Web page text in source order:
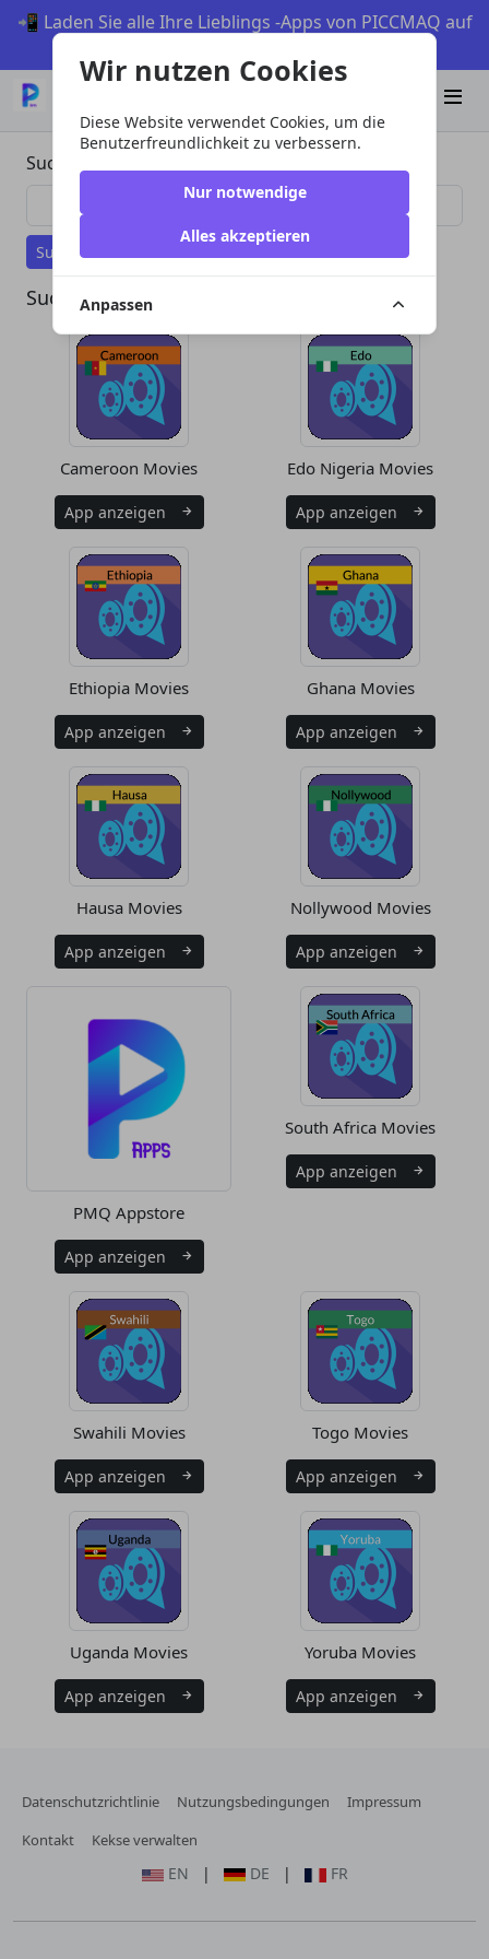
📲 Laden Sie alle Ihre Lieblings -Apps von PICCMAQ auf
Suchen
Suchen
Suchen
Cameroon Movies
App anzeigen
Edo Nigeria Movies
App anzeigen
Ethiopia Movies
App anzeigen
Ghana Movies
App anzeigen
Hausa Movies
App anzeigen
Nollywood Movies
App anzeigen
PMQ Appstore
App anzeigen
South Africa Movies
App anzeigen
Swahili Movies
App anzeigen
Togo Movies
App anzeigen
Uganda Movies
App anzeigen
Yoruba Movies
App anzeigen
Datenschutzrichtlinie Nutzungsbedingungen
Impressum
Kontakt
Kekse verwalten
EN | DE | FR
Wir nutzen Cookies
Diese Website verwendet Cookies, um die
Benutzerfreundlichkeit zu verbessern.
Nur notwendige
Alles akzeptieren
Anpassen